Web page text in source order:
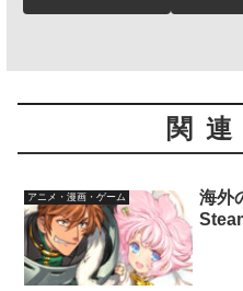
関
アニメ・漫画・ゲーム
海外